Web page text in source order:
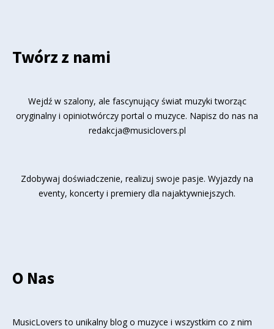
Twórz z nami
Wejdź w szalony, ale fascynujący świat muzyki tworząc
oryginalny i opiniotwórczy portal o muzyce. Napisz do nas na
redakcja@musiclovers.pl
Zdobywaj doświadczenie, realizuj swoje pasje. Wyjazdy na
eventy, koncerty i premiery dla najaktywniejszych.
O Nas
MusicLovers to unikalny blog o muzyce i wszystkim co z nim